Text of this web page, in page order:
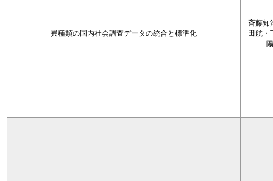
異種類の国内社会調査データの統合と標準化
斉藤知
田航・
陽